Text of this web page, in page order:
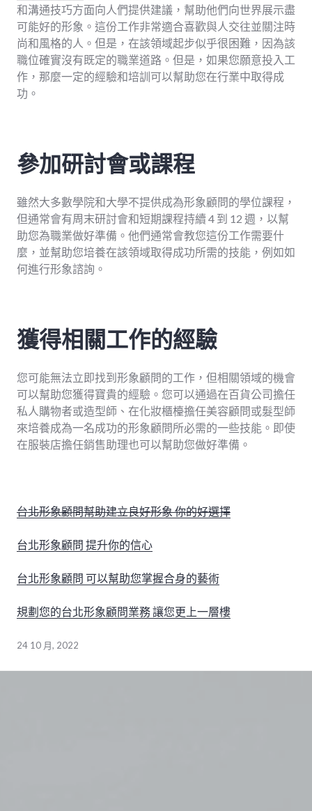
和溝通技巧方面向人們提供建議，幫助他們向世界展示盡
可能好的形象。這份工作非常適合喜歡與人交往並關注時
尚和風格的人。但是，在該領域起步似乎很困難，因為該
職位確實沒有既定的職業道路。但是，如果您願意投入工
作，那麼一定的經驗和培訓可以幫助您在行業中取得成
功。
參加研討會或課程
雖然大多數學院和大學不提供成為形象顧問的學位課程，
但通常會有周末研討會和短期課程持續 4 到 12 週，以幫
助您為職業做好準備。他們通常會教您這份工作需要什
麼，並幫助您培養在該領域取得成功所需的技能，例如如
何進行形象諮詢。
獲得相關工作的經驗
您可能無法立即找到形象顧問的工作，但相關領域的機會
可以幫助您獲得寶貴的經驗。您可以通過在百貨公司擔任
私人購物者或造型師、在化妝櫃檯擔任美容顧問或髮型師
來培養成為一名成功的形象顧問所必需的一些技能。即使
在服裝店擔任銷售助理也可以幫助您做好準備。
台北形象顧問幫助建立良好形象 你的好選擇
台北形象顧問 提升你的信心
台北形象顧問 可以幫助您掌握合身的藝術
規劃您的台北形象顧問業務 讓您更上一層樓
24 10 月, 2022